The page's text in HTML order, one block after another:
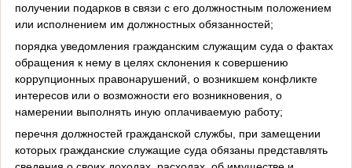
получении подарков в связи с его должностным положением
или исполнением им должностных обязанностей;
порядка уведомления гражданским служащим суда о фактах
обращения к нему в целях склонения к совершению
коррупционных правонарушений, о возникшем конфликте
интересов или о возможности его возникновения, о
намерении выполнять иную оплачиваемую работу;
перечня должностей гражданской службы, при замещении
которых гражданские служащие суда обязаны представлять